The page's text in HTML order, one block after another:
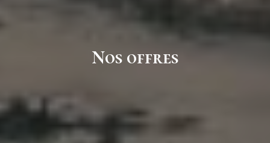
Nos offres